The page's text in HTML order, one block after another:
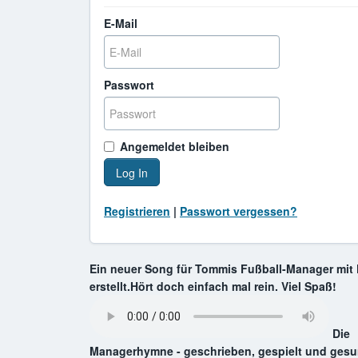
E-Mail
Passwort
Angemeldet bleiben
Log In
Registrieren | Passwort vergessen?
Ein neuer Song für Tommis Fußball-Manager mit
erstellt.Hört doch einfach mal rein. Viel Spaß!
Die
Managerhymne - geschrieben, gespielt und